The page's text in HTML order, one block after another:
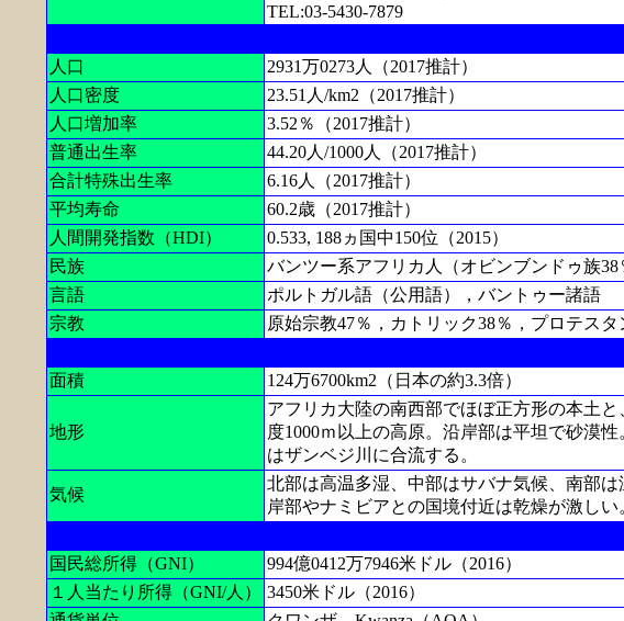
TEL:03-5430-7879
人口
2931万0273人（2017推計）
人口密度
23.51人/km2（2017推計）
人口増加率
3.52％（2017推計）
普通出生率
44.20人/1000人（2017推計）
合計特殊出生率
6.16人（2017推計）
平均寿命
60.2歳（2017推計）
人間開発指数（HDI）
0.533, 188ヵ国中150位（2015）
民族
バンツー系アフリカ人（オビンブンドゥ族
言語
ポルトガル語（公用語），バントゥー諸語
宗教
原始宗教47％，カトリック38％，プロテスタ
面積
124万6700km2（日本の約3.3倍）
地形
アフリカ大陸の南西部でほぼ正方形の本土
度1000ｍ以上の高原。沿岸部は平坦で砂漠
はザンベジ川に合流する。
気候
北部は高温多湿、中部はサバナ気候、南部
岸部やナミビアとの国境付近は乾燥が激しい
国民総所得（GNI）
994億0412万7946米ドル（2016）
１人当たり所得（GNI/人）
3450米ドル（2016）